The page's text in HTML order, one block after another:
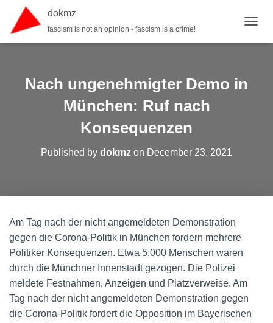
dokmz
fascism is not an opinion - fascism is a crime!
Nach ungenehmigter Demo in
München: Ruf nach
Konsequenzen
Published by dokmz on December 23, 2021
Am Tag nach der nicht angemeldeten Demonstration
gegen die Corona-Politik in München fordern mehrere
Politiker Konsequenzen. Etwa 5.000 Menschen waren
durch die Münchner Innenstadt gezogen. Die Polizei
meldete Festnahmen, Anzeigen und Platzverweise. Am
Tag nach der nicht angemeldeten Demonstration gegen
die Corona-Politik fordert die Opposition im Bayerischen